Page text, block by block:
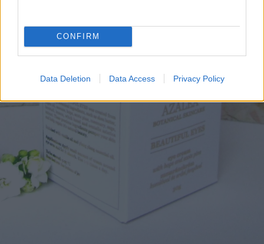
CONFIRM
Data Deletion Data Access Privacy Policy